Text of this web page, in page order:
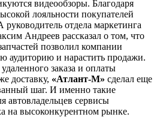
видеообзоры. Благодаря
лояльности покупателей
отдела маркетинга
Андреев рассказал о том, что
позволил компании
аудиторию и нарастить продажи.
заказа и оплаты
доставку, «Атлант-М» сделал еще
шаг. И именно такие
автовладельцев сервисы
на высоконкурентном рынке.